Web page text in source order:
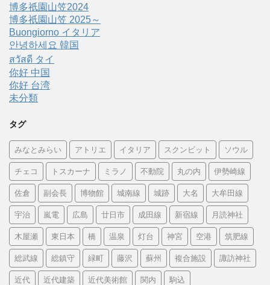
博多祇園山笠2024
博多祇園山笠 2025～
Buongiorno イタリア
안녕하세요 韓国
สวัสดี タイ
你好 中国
你好 台湾
未分類
タグ
みなとみらい アトリエ イタリア スクンビット ソウル
チェコ トスカーナ ミラノ 不動院 丸の内 伊勢崎線
佐倉 副会長 博物館 城南線 城跡 大名 大牟田線
宇治 嵐電 広島 廿日市 成田線 新宿線 月読神社
木屋瀬 東日本 橋 温泉 灯台 神宮 空港 筑肥線
総武線 総鎮守 緑町 藤沢 蘇州 複合施設 諏訪神社
近代 近代建築 近代美術館 関内 駒込